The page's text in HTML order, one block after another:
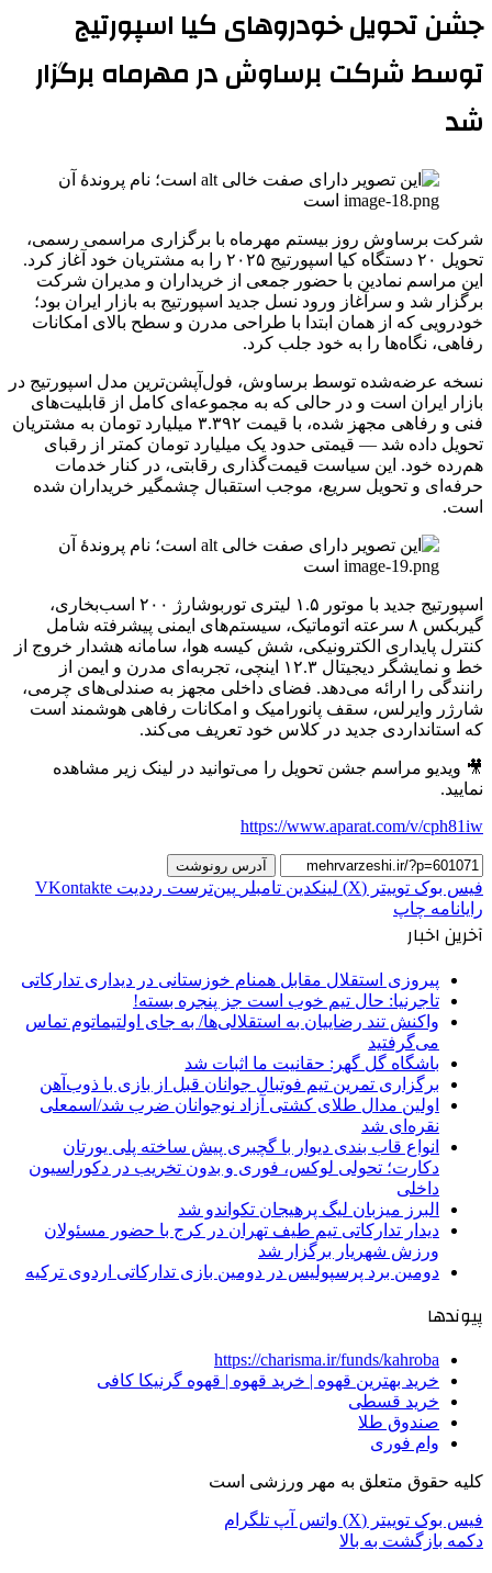
جشن تحویل خودروهای کیا اسپورتیج
توسط شرکت برساوش در مهرماه برگزار
شد
شرکت برساوش روز بیستم مهرماه با برگزاری مراسمی رسمی،
تحویل ۲۰ دستگاه کیا اسپورتیج ۲۰۲۵ را به مشتریان خود آغاز کرد.
این مراسم نمادین با حضور جمعی از خریداران و مدیران شرکت
برگزار شد و سرآغاز ورود نسل جدید اسپورتیج به بازار ایران بود؛
خودرویی که از همان ابتدا با طراحی مدرن و سطح بالای امکانات
رفاهی، نگاه‌ها را به خود جلب کرد.
نسخه عرضه‌شده توسط برساوش، فول‌آپشن‌ترین مدل اسپورتیج در
بازار ایران است و در حالی که به مجموعه‌ای کامل از قابلیت‌های
فنی و رفاهی مجهز شده، با قیمت ۳.۳۹۲ میلیارد تومان به مشتریان
تحویل داده شد — قیمتی حدود یک میلیارد تومان کمتر از رقبای
هم‌رده خود. این سیاست قیمت‌گذاری رقابتی، در کنار خدمات
حرفه‌ای و تحویل سریع، موجب استقبال چشمگیر خریداران شده
است.
اسپورتیج جدید با موتور ۱.۵ لیتری توربوشارژ ۲۰۰ اسب‌بخاری،
گیربکس ۸ سرعته اتوماتیک، سیستم‌های ایمنی پیشرفته شامل
کنترل پایداری الکترونیکی، شش کیسه هوا، سامانه هشدار خروج از
خط و نمایشگر دیجیتال ۱۲.۳ اینچی، تجربه‌ای مدرن و ایمن از
رانندگی را ارائه می‌دهد. فضای داخلی مجهز به صندلی‌های چرمی،
شارژر وایرلس، سقف پانورامیک و امکانات رفاهی هوشمند است
که استانداردی جدید در کلاس خود تعریف می‌کند.
🎥 ویدیو مراسم جشن تحویل را می‌توانید در لینک زیر مشاهده
نمایید.
https://www.aparat.com/v/cph81iw
آدرس رونوشت
فیس بوک توییتر (X) لینکدین ‫تامبلر ‫پین‌ترست ‫رددیت ‫VKontakte
رایانامه چاپ
آخرین اخبار
پیروزی استقلال مقابل همنام خوزستانی در دیداری تدارکاتی
تاجرنیا: حال تیم خوب است جز پنجره بسته!
واکنش تند رضاییان به استقلالی‌ها/ به جای اولتیماتوم تماس
می‌گرفتید
باشگاه گل گهر: حقانیت ما اثبات شد
برگزاری تمرین تیم فوتبال جوانان قبل از بازی با ذوب‌آهن
اولین مدال طلای کشتی آزاد نوجوانان ضرب شد/اسمعلی
نقره‌ای شد
انواع قاب بندی دیوار با گچبری پیش ساخته پلی یورتان
دکارت؛ تحولی لوکس، فوری و بدون تخریب در دکوراسیون
داخلی
البرز میزبان لیگ پرهیجان تکواندو شد
دیدار تدارکاتی تیم طیف تهران در کرج با حضور مسئولان
ورزش شهریار برگزار شد
دومین برد پرسپولیس در دومین بازی تدارکاتی اردوی ترکیه
پیوندها
https://charisma.ir/funds/kahroba
خرید بهترین قهوه | خرید قهوه | قهوه گرنیکا کافی
خرید قسطی
صندوق طلا
وام فوری
کلیه حقوق متعلق به مهر ورزشی است
فیس بوک توییتر (X) واتس آپ تلگرام
دکمه بازگشت به بالا